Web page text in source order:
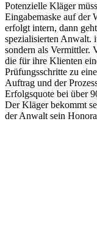
Potenzielle Kläger
Eingabemaske auf der
erfolgt intern, dann
spezialisierten Anwalt.
sondern als Vermittler.
die für ihre Klienten
Prüfungsschritte zu
Auftrag und der
Erfolgsquote bei über
Der Kläger bekommt
der Anwalt sein